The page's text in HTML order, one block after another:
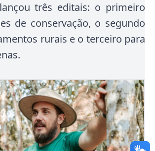
três editais: o primeiro
de conservação, o segundo
rurais e o terceiro para